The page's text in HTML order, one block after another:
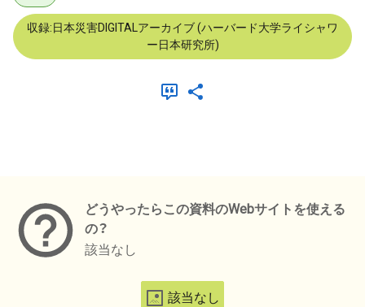
収録:日本災害DIGITALアーカイブ (ハーバード大学ライシャワ
ー日本研究所)
どうやったらこの資料のWebサイトを使える
の？
該当なし
該当なし